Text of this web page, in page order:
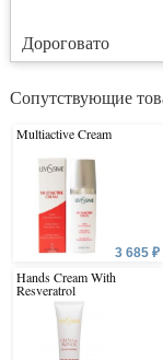
Дороговато
Сопутствующие
Multiactive Cream
3 685 ₽
Hands Cream With
Resveratrol